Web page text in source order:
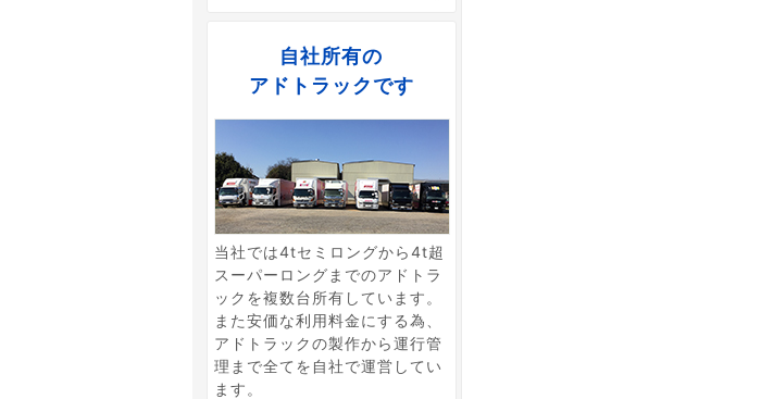
自社所有の
アドトラックです
当社では4tセミロングから4t超
スーパーロングまでのアドトラ
ックを複数台所有しています。
また安価な利用料金にする為、
アドトラックの製作から運行管
理まで全てを自社で運営してい
ます。